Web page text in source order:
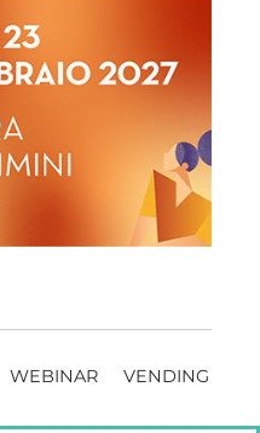
WEBINAR VENDING